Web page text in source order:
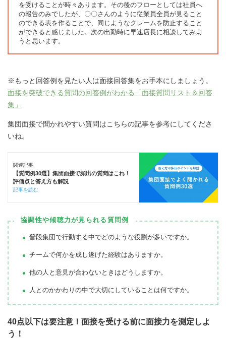
を受けることが時々あります。その後のフローとしては社員へ
の報告のみでしたが、〇〇さんのように従業員全員が見ること
のできる表を作ることで、同じようなクレームを防止すること
ができると感じました。次の出勤時に早速店長に相談してみよ
うと思います。
※もっと回答例を見たい人は面接回答集をお手本にしましょう。
面接を突破できる質問の回答例がわかる「面接質問リスト＆回答
集」
集団面接で聞かれやすい質問はこちらの記事を参考にしてくださ
いね。
関連記事
【質問例30選】集団面接で頻出の質問はこれ！
評価点と答え方も解説
記事を読む
協調性や傾聴力が見られる質問例
普段集団で行動する中でどのような役割が多いですか。
チームで何かを成し遂げた経験はありますか。
他の人と意見が合わないときはどうしますか。
人とのかかわりの中で大切にしていることは何ですか。
40点以下は要注意！面接を受ける前に面接力を測定しよ
う！